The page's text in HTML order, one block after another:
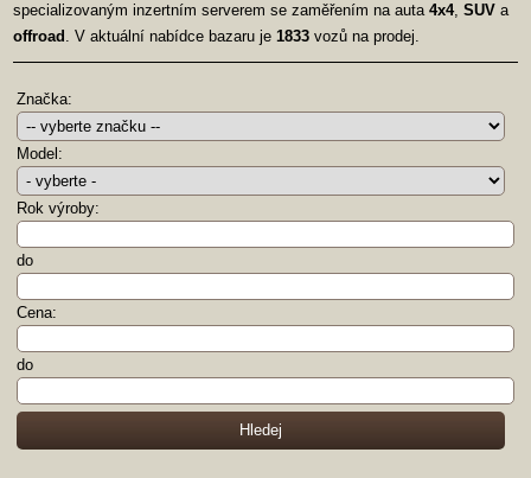
specializovaným inzertním serverem se zaměřením na auta 4x4, SUV a
offroad . V aktuální nabídce bazaru je 1833 vozů na prodej.
Značka:
Model:
Rok výroby:
do
Cena:
do